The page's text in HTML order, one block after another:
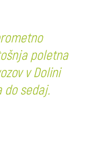
poletna
v Dolini
do sedaj.